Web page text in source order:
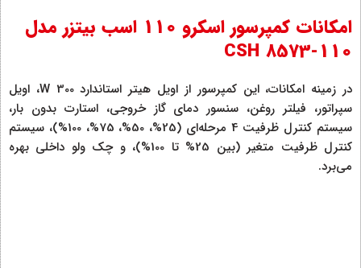
امکانات کمپرسور اسکرو 110 اسب بیتزر مدل
CSH 8573-110
در زمینه امکانات، این کمپرسور از اویل هیتر استاندارد W 300، اویل
سپراتور، فیلتر روغن، سنسور دمای گاز خروجی، استارت بدون بار،
سیستم کنترل ظرفیت 4 مرحله‌ای (25%، 50%، 75%، 100%)، سیستم
کنترل ظرفیت متغیر (بین 25% تا 100%)، و چک ولو داخلی بهره
می‌برد.